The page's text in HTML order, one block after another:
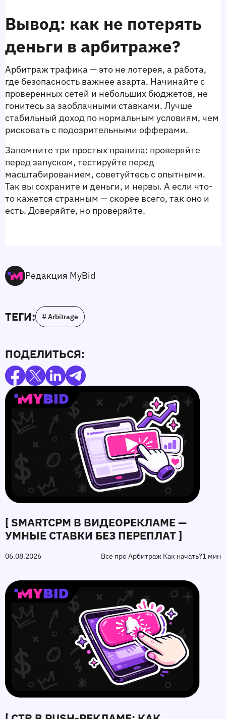
Вывод: как не потерять
деньги в арбитраже?
Арбитраж трафика — это не лотерея, а работа,
где безопасность важнее азарта. Начинайте с
проверенных сетей и небольших бюджетов, не
гонитесь за заоблачными ставками. Лучше
стабильный доход по нормальным условиям, чем
рисковать с подозрительными офферами.
Запомните три простых правила: проверяйте
перед запуском, тестируйте перед
масштабированием, советуйтесь с опытными.
Так вы сохраните и деньги, и нервы. А если что-
то кажется странным — скорее всего, так оно и
есть. Доверяйте, но проверяйте.
Редакция MyBid
ТЕГИ: # Arbitrage
ПОДЕЛИТЬСЯ:
[ SMARTCPM В ВИДЕОРЕКЛАМЕ —
УМНЫЕ СТАВКИ БЕЗ ПЕРЕПЛАТ ]
06.08.2026 Все про Арбитраж Как начать?1 мин